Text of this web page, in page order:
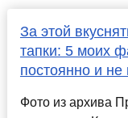
За этой
тапки: 5 моих
постоянно и не
Фото из архива